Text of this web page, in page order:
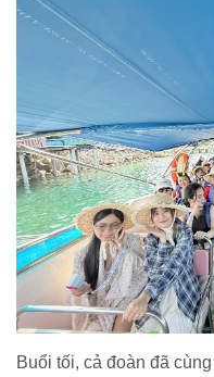
Buổi tối, cả đoàn đã